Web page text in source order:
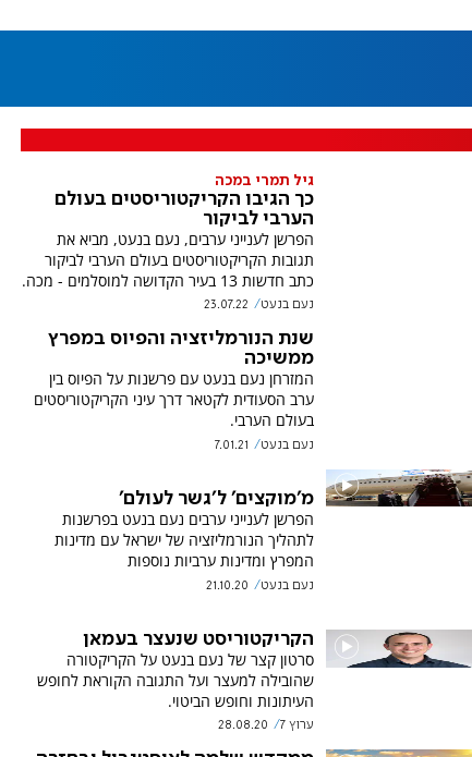
גיל תמרי במכה
כך הגיבו הקריקטוריסטים בעולם
הערבי לביקור
הפרשן לענייני ערבים, נעם בנעט, מביא את
תגובות הקריקטוריסטים בעולם הערבי לביקור
כתב חדשות 13 בעיר הקדושה למוסלמים - מכה.
נעם בנעט 23.07.22
שנת הנורמליזציה והפיוס במפרץ
ממשיכה
המזרחן נעם בנעט עם פרשנות על הפיוס בין
ערב הסעודית לקטאר דרך עיני הקריקטוריסטים
בעולם הערבי.
נעם בנעט 7.01.21
מ'מוקצים' ל'גשר לעולם'
הפרשן לענייני ערבים נעם בנעט בפרשנות
לתהליך הנורמליזציה של ישראל עם מדינות
המפרץ ומדינות ערביות נוספות
נעם בנעט 21.10.20
הקריקטוריסט שנעצר בעמאן
סרטון קצר של נעם בנעט על הקריקטורה
שהובילה למעצר ועל התגובה הקוראת לחופש
העיתונות וחופש הביטוי.
ערוץ 7 28.08.20